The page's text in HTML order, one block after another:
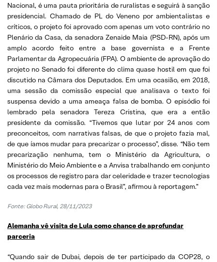
Nacional, é uma pauta prioritária de ruralistas e seguirá à sanção
presidencial. Chamado de PL do Veneno por ambientalistas e
críticos, o projeto foi aprovado com apenas um voto contrário no
Plenário da Casa, da senadora Zenaide Maia (PSD-RN), após um
amplo acordo feito entre a base governista e a Frente
Parlamentar da Agropecuária (FPA). O ambiente de aprovação do
projeto no Senado foi diferente do clima quase hostil em que foi
discutido na Câmara dos Deputados. Em uma ocasião, em 2018,
uma sessão da comissão especial que analisava o texto foi
suspensa devido a uma ameaça falsa de bomba. O episódio foi
lembrado pela senadora Tereza Cristina, que era a então
presidente da comissão. “Tivemos que lutar por 24 anos com
preconceitos, com narrativas falsas, de que o projeto fazia mal,
de que íamos mudar para precarizar o processo”, disse. “Não tem
precarização nenhuma, tem o Ministério da Agricultura, o
Ministério do Meio Ambiente e a Anvisa trabalhando em conjunto
os processos de registro para dar celeridade e trazer tecnologias
cada vez mais modernas para o Brasil”, afirmou à reportagem.”
Fonte: Globo Rural, 28/11/2023
Alemanha vê visita de Lula como chance de aprofundar
parceria
“Quando sair de Dubai, depois de ter participado da COP28, o